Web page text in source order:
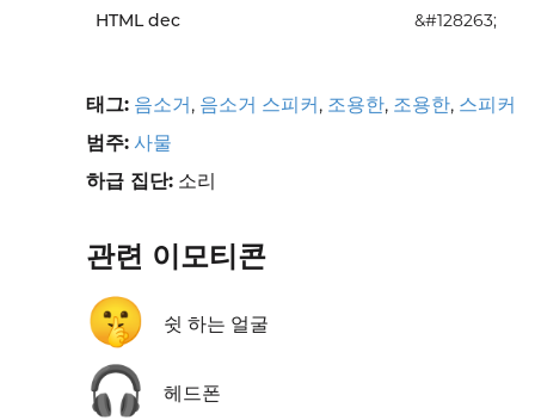
HTML dec &#128263;
태그: 음소거, 음소거 스피커, 조용한, 조용한, 스피커
범주: 사물
하급 집단: 소리
관련 이모티콘
🤫 쉿 하는 얼굴
🎧 헤드폰